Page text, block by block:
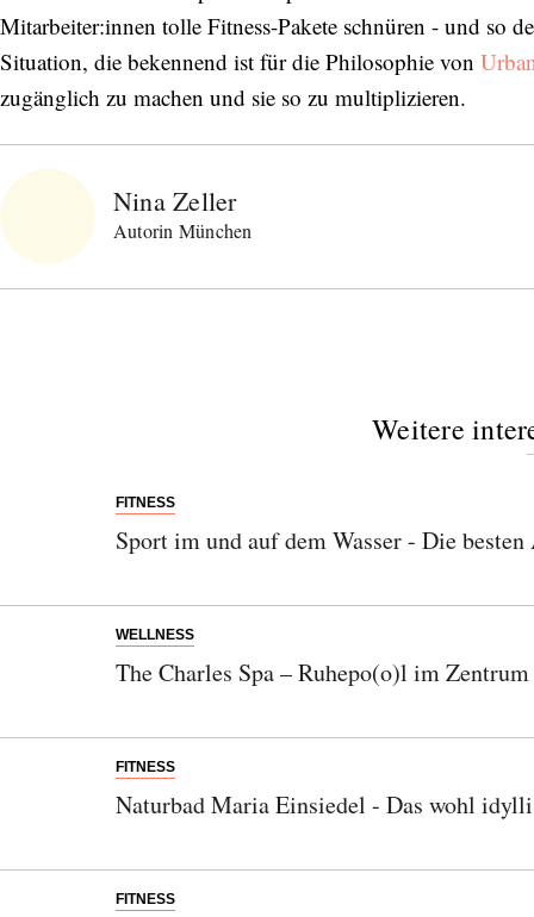
Mitarbeiter:innen tolle Fitness-Pakete schnüren - und so
Situation, die bekennend ist für die Philosophie von
zugänglich zu machen und sie so zu multiplizieren.
Nina Zeller
Autorin München
Weitere
FITNESS
Sport im und auf dem Wasser - Die
WELLNESS
The Charles Spa – Ruhepo(o)l im Zentrum
FITNESS
Naturbad Maria Einsiedel - Das wohl
FITNESS